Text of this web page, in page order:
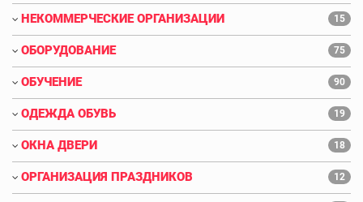
НЕКОММЕРЧЕСКИЕ ОРГАНИЗАЦИИ 15
ОБОРУДОВАНИЕ 75
ОБУЧЕНИЕ 90
ОДЕЖДА ОБУВЬ 19
ОКНА ДВЕРИ 18
ОРГАНИЗАЦИЯ ПРАЗДНИКОВ 12